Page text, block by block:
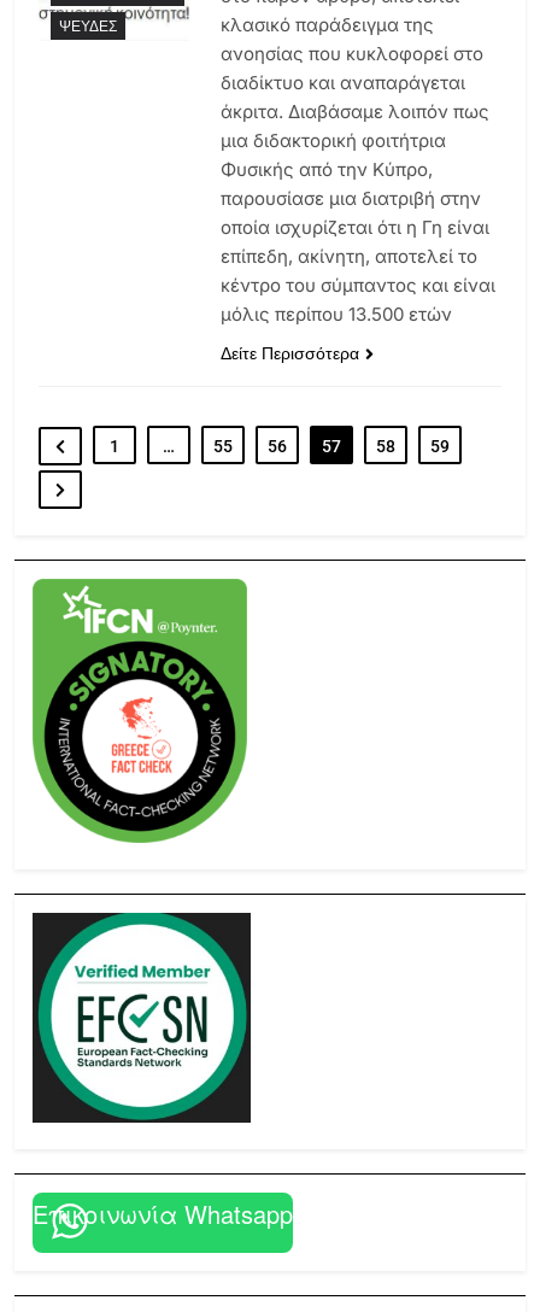
ΨΕΥΔΈΣ
κλασικό παράδειγμα της
ανοησίας που κυκλοφορεί στο
διαδίκτυο και αναπαράγεται
άκριτα. Διαβάσαμε λοιπόν πως
μια διδακτορική φοιτήτρια
Φυσικής από την Κύπρο,
παρουσίασε μια διατριβή στην
οποία ισχυρίζεται ότι η Γη είναι
επίπεδη, ακίνητη, αποτελεί το
κέντρο του σύμπαντος και είναι
μόλις περίπου 13.500 ετών
Δείτε Περισσότερα
1 … 55 56 57 58 59
Επικοινωνία Whatsapp